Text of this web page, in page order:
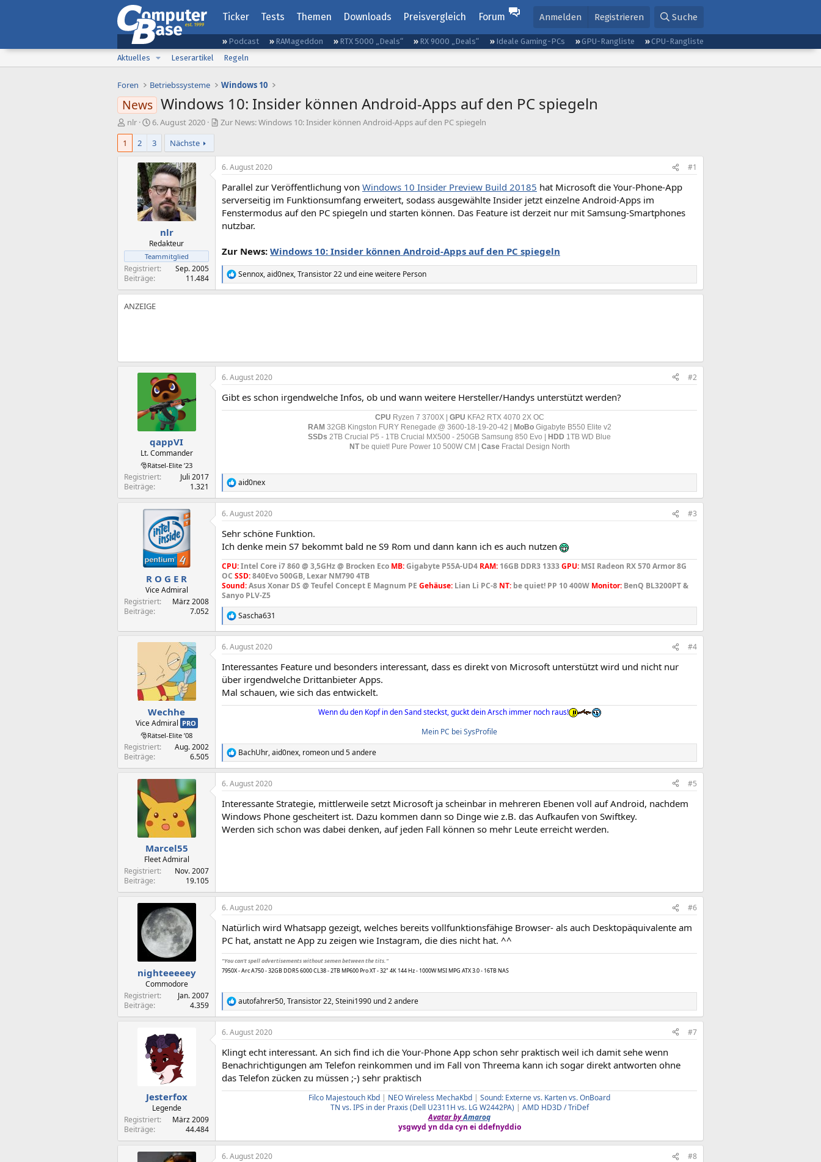
Ticker Tests Themen Downloads Preisvergleich Forum Anmelden Registrieren Suche
Podcast RAMageddon RTX 5000 „Deals“ RX 9000 „Deals“ Ideale Gaming-PCs GPU-Rangliste
CPU-Rangliste
Aktuelles
Leserartikel Regeln
Foren Betriebssysteme Windows 10
News Windows 10: Insider können Android-Apps auf den PC spiegeln
E
r
t
nlr
E
r
s
t
e
l
l
t
a
m
6. August 2020
Zur News: Windows 10: Insider können Android-Apps auf den PC spiegeln
1
2 3 Nächste
nlr
Redakteur
Teammitglied
Registriert
Sep. 2005
Beiträge
11.484
6. August 2020 #1
Parallel zur Veröffentlichung von Windows 10 Insider Preview Build 20185 hat Microsoft die Your-Phone-App
serverseitig im Funktionsumfang erweitert, sodass ausgewählte Insider jetzt einzelne Android-Apps im
Fenstermodus auf den PC spiegeln und starten können. Das Feature ist derzeit nur mit Samsung-Smartphones
nutzbar.
Zur News: Windows 10: Insider können Android-Apps auf den PC spiegeln
R
e
a
n
Sennox,aid0nex,Transistor 22 und eine weitere Person
qappVI
Lt. Commander
🎅Rätsel-Elite ’23
Registriert
Juli 2017
Beiträge
1.321
6. August 2020 #2
Gibt es schon irgendwelche Infos, ob und wann weitere Hersteller/Handys unterstützt werden?
CPU Ryzen 7 3700X | GPU KFA2 RTX 4070 2X OC
RAM 32GB Kingston FURY Renegade @ 3600-18-19-20-42 | MoBo Gigabyte B550 Elite v2
SSDs 2TB Crucial P5 - 1TB Crucial MX500 - 250GB Samsung 850 Evo | HDD 1TB WD Blue
NTbe quiet! Pure Power 10 500W CM | CaseFractal Design North
R
e
a
k
i
o
e
n
:
aid0nex
R O G E R
Vice Admiral
Registriert
März 2008
Beiträge
7.052
6. August 2020 #3
Sehr schöne Funktion.
Ich denke mein S7 bekommt bald ne S9 Rom und dann kann ich es auch nutzen
CPU:Intel Core i7 860 @ 3,5GHz @ Brocken Eco MB:Gigabyte P55A-UD4 RAM: 16GB DDR3 1333GPU: MSI Radeon RX 570 Armor 8G
OC SSD:840Evo 500GB, Lexar NM790 4TB
Sound:Asus Xonar DS @ Teufel Concept E Magnum PE Gehäuse: Lian Li PC-8 NT: be quiet! PP 10 400W Monitor: BenQ BL3200PT &
Sanyo PLV-Z5
R
e
a
k
i
o
n
e
n
Sascha631
Wechhe
Vice Admiral PRO
🎅Rätsel-Elite ’08
Registriert
Aug. 2002
Beiträge
6.505
6. August 2020 #4
Interessantes Feature und besonders interessant, dass es direkt von Microsoft unterstützt wird und nicht nur
über irgendwelche Drittanbieter Apps.
Mal schauen, wie sich das entwickelt.
Wenn du den Kopf in den Sand steckst, guckt dein Arsch immer noch raus!
Mein PC bei SysProfile
R
e
a
k
i
o
n
e
BachUhr,aid0nex, romeon und 5 andere
Marcel55
Fleet Admiral
Registriert
Nov. 2007
Beiträge
19.105
6. August 2020 #5
Interessante Strategie, mittlerweile setzt Microsoft ja scheinbar in mehreren Ebenen voll auf Android, nachdem
Windows Phone gescheitert ist. Dazu kommen dann so Dinge wie z.B. das Aufkaufen von Swiftkey.
Werden sich schon was dabei denken, auf jeden Fall können so mehr Leute erreicht werden.
nighteeeeey
Commodore
Registriert
Jan. 2007
Beiträge
4.359
6. August 2020 #6
Natürlich wird Whatsapp gezeigt, welches bereits vollfunktionsfähige Browser- als auch Desktopäquivalente am
PC hat, anstatt ne App zu zeigen wie Instagram, die dies nicht hat. ^^
"You can't spell advertisements without semen between the tits."
7950X - Arc A750 - 32GB DDR5 6000 CL38 - 2TB MP600 Pro XT - 32" 4K 144 Hz - 1000W MSI MPG ATX 3.0 - 16TB NAS
R
e
a
k
i
o
n
e
n
autofahrer50,Transistor 22,Steini1990 und 2 andere
Jesterfox
Legende
Registriert
März 2009
Beiträge
44.484
6. August 2020 #7
Klingt echt interessant. An sich find ich die Your-Phone App schon sehr praktisch weil ich damit sehe wenn
Benachrichtigungen am Telefon reinkommen und im Fall von Threema kann ich sogar direkt antworten ohne
das Telefon zücken zu müssen ;-) sehr praktisch
Filco Majestouch Kbd | NEO Wireless MechaKbd | Sound: Externe vs. Karten vs. OnBoard
TN vs. IPS in der Praxis (Dell U2311H vs. LG W2442PA) | AMD HD3D / TriDef
Avatar byAmaroq
ysgwyd yn dda cyn ei ddefnyddio
6. August 2020 #8